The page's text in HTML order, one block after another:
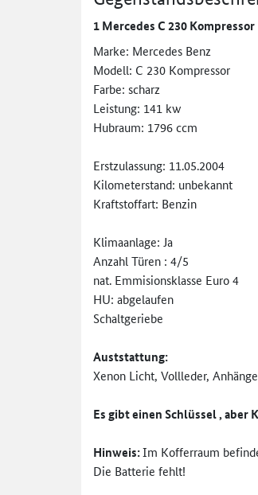
1 Mercedes C 230 Kompressor
Marke: Mercedes Benz
Modell: C 230 Kompressor
Farbe: scharz
Leistung: 141 kw
Hubraum: 1796 ccm
Erstzulassung: 11.05.2004
Kilometerstand: unbekannt
Kraftstoffart: Benzin
Klimaanlage: Ja
Anzahl Türen : 4/5
nat. Emmisionsklasse Euro 4
HU: abgelaufen
Schaltgeriebe
Auststattung:
Xenon Licht, Vollleder,
Es gibt einen Schlüssel , aber
Hinweis:Im Kofferraum
Die Batterie fehlt!